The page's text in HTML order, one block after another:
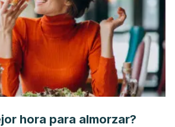
hora para almorzar?